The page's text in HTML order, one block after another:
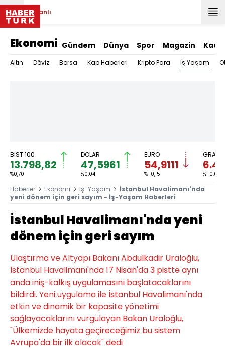
Canlı
Ekonomi Gündem Dünya Spor Magazin
Altın Döviz Borsa Kap Haberleri Kripto Para İş Yaşam
BIST 100
13.798,82
%0,70
DOLAR
47,5961
%0,04
EURO
54,9111
%-0,15
GRAM
%-0,06
Haberler Ekonomi İş-Yaşam
İstanbul Havalimanı'nda
yeni dönem için geri sayım - İş-Yaşam Haberleri
İstanbul Havalimanı'nda yeni
dönem için geri sayım
Ulaştırma ve Altyapı Bakanı Abdulkadir Uraloğlu,
İstanbul Havalimanı'nda 17 Nisan'da 3 pistte aynı
anda iniş-kalkış uygulamasını başlatacaklarını
bildirdi. Yeni uygulama ile İstanbul Havalimanı'nda
etkin ve dinamik bir kapasite yönetimi
sağlayacaklarını vurgulayan Bakan Uraloğlu,
"Ülkemizde hayata geçireceğimiz bu sistem
Avrupa'da bir ilk olacak" dedi